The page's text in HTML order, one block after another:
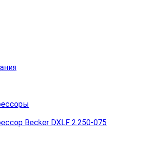
Becker DXLF 2.250-075